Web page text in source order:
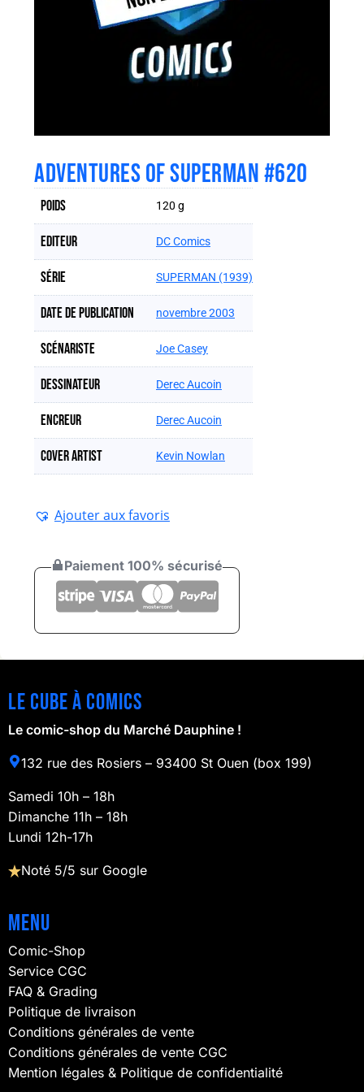
ADVENTURES OF SUPERMAN #620
Poids 120 g
Editeur DC Comics
Série SUPERMAN (1939)
Date de publication novembre 2003
Scénariste Joe Casey
Dessinateur Derec Aucoin
Encreur Derec Aucoin
Cover artist Kevin Nowlan
Ajouter aux favoris
Paiement 100% sécurisé
Le cube à comics
Le comic-shop du Marché Dauphine !
132 rue des Rosiers – 93400 St Ouen (box 199)
Samedi 10h – 18h
Dimanche 11h – 18h
Lundi 12h-17h
Noté 5/5 sur Google
Menu
Comic-Shop
Service CGC
FAQ & Grading
Politique de livraison
Conditions générales de vente
Conditions générales de vente CGC
Mention légales & Politique de confidentialité